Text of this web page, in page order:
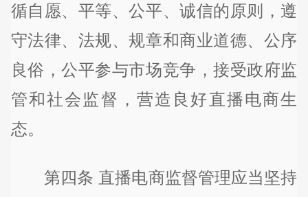
循自愿、平等、公平、诚信的原则，遵
守法律、法规、规章和商业道德、公序
良俗，公平参与市场竞争，接受政府监
管和社会监督，营造良好直播电商生
态。
第四条 直播电商监督管理应当坚持